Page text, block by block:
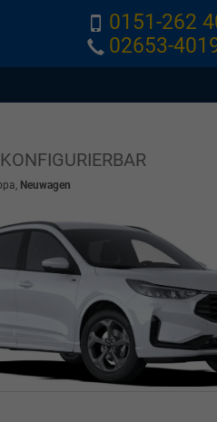
0151-262
02653-
Neuwagen